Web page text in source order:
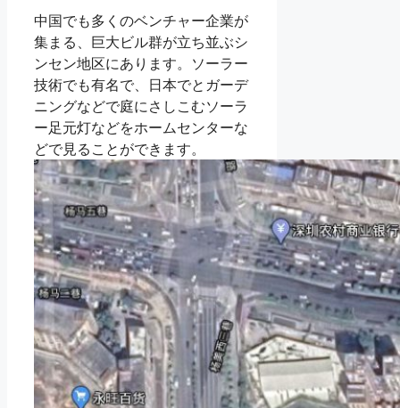
中国でも多くのベンチャー企業が
集まる、巨大ビル群が立ち並ぶシ
ンセン地区にあります。ソーラー
技術でも有名で、日本でとガーデ
ニングなどで庭にさしこむソーラ
ー足元灯などをホームセンターな
どで見ることができます。